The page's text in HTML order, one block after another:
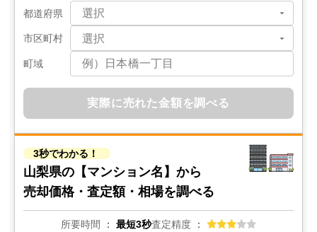
都道府県
市区町村
町域
実際に売れた金額を調べる
3秒でわかる！
山梨県の 【マンション名】から
売却価格・査定額・相場を調べる
所要時間 最短3秒査定精度